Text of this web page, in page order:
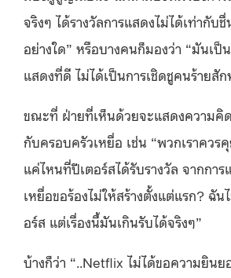
จริงๆ ได้รางวัลการแสดงไม่ได้เท่ากับ
อย่างใด” หรือบางคนก็มองว่า “มันเป็
แสดงที่ดี ไม่ได้เป็นการเชิดชูคนร้ายสั
ขณะที่ ฝ่ายที่เห็นด้วยจะแสดงความคิ
กับครอบครัวเหยื่อ เช่น “พวกเราคว
แค่ไหนที่ปีเตอร์สได้รับรางวัล จากกา
เหยื่อขอร้องไม่ให้สร้างตั้งแต่แรก? ฉัน
อร์ส แต่เรื่องนี้มันเกินรับได้จริงๆ”
บ้างก็ว่า “..Netflix ไม่ได้ขอความยินย